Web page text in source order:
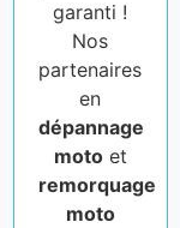
garanti !
Nos
partenaires
en
dépannage
motoet
remorquage
moto